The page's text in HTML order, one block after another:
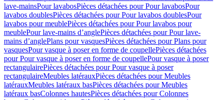
lave-mainsPour lavabosPièces détachées pour Pour lavabosPour
lavabos doublesPièces détachées pour Pour lavabos doublesPour
lavabos pour meublePièces détachées pour Pour lavabos pour
meublePour lave-mains d’anglePièces détachées pour Pour lave-
mains d’anglePlans pour vasquesPièces détachées pour Plans pour
vasquesPour vasque à poser en forme de coupellePièces détachées
pour Pour vasque à poser en forme de coupellePour vasque à poser
rectangulairePièces détachées pour Pour vasque à poser
rectangulaireMeubles latérauxPièces détachées pour Meubles
latérauxMeubles latéraux basPièces détachées pour Meubles
latéraux basColonnes hautesPièces détachées pour Colonnes